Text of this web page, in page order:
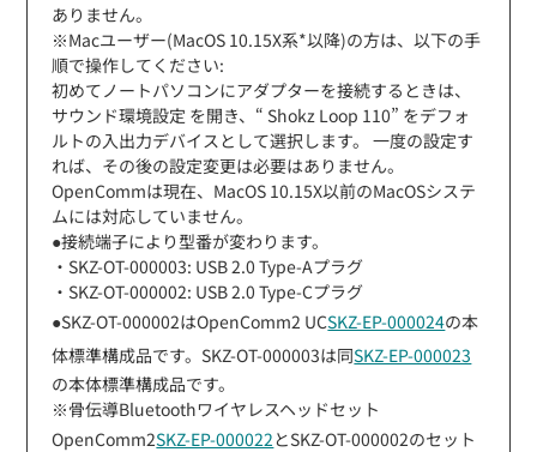
ありません。
※Macユーザー(MacOS 10.15X系*以降)の方は、以下の手
順で操作してください:
初めてノートパソコンにアダプターを接続するときは、
サウンド環境設定 を開き、“ Shokz Loop 110” をデフォ
ルトの入出力デバイスとして選択します。 一度の設定す
れば、その後の設定変更は必要はありません。
OpenCommは現在、MacOS 10.15X以前のMacOSシステ
ムには対応していません。
●接続端子により型番が変わります。
・SKZ-OT-000003: USB 2.0 Type-Aプラグ
・SKZ-OT-000002: USB 2.0 Type-Cプラグ
●SKZ-OT-000002はOpenComm2 UCSKZ-EP-000024の本
体標準構成品です。SKZ-OT-000003は同SKZ-EP-000023
の本体標準構成品です。
※骨伝導Bluetoothワイヤレスヘッドセット
OpenComm2SKZ-EP-000022とSKZ-OT-000002のセット